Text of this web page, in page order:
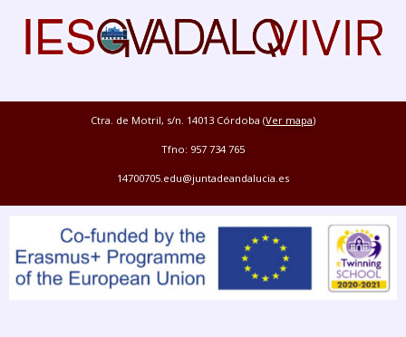
Ctra. de Motril, s/n. 14013 Córdoba (Ver mapa)
Tfno: 957 734 765
14700705.edu@juntadeandalucia.es